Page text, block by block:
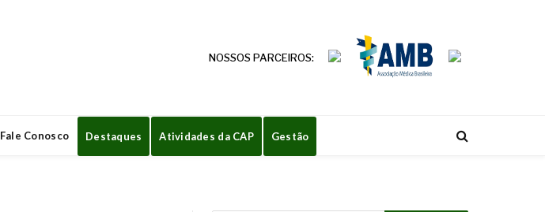
NOSSOS PARCEIROS:
Fale Conosco Destaques Atividades da CAP Gestão